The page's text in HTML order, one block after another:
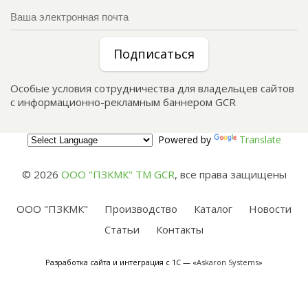
Подписаться
Особые условия сотрудничества для владельцев сайтов
с информационно-рекламным баннером GCR
Powered by Translate
© 2026 ООО "ПЗКМК" TM GCR, все права защищены
ООО "ПЗКМК" Производство Каталог
Новости
Статьи
Контакты
Разработка сайта и интеграция с 1С — «Askaron Systems»